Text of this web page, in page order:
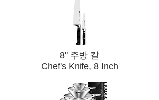
8" 주방 칼​
Chef's Knife, 8 Inch